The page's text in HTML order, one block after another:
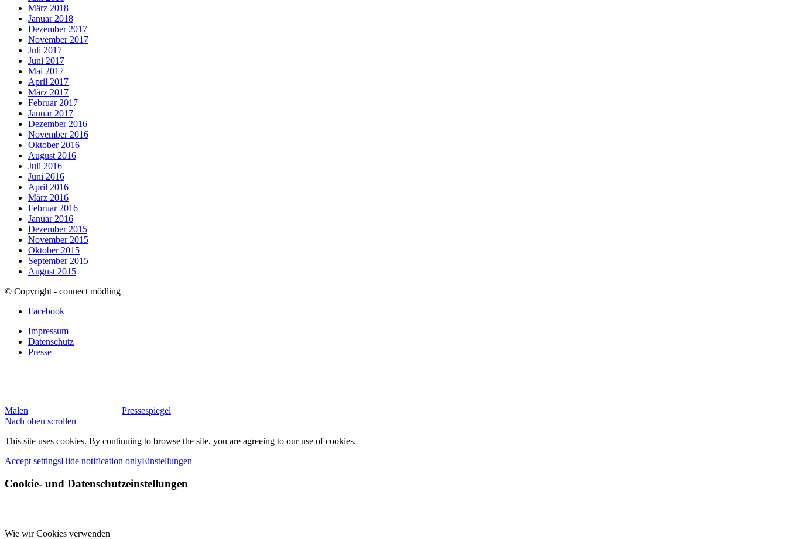
März 2018
Januar 2018
Dezember 2017
November 2017
Juli 2017
Juni 2017
Mai 2017
April 2017
März 2017
Februar 2017
Januar 2017
Dezember 2016
November 2016
Oktober 2016
August 2016
Juli 2016
Juni 2016
April 2016
März 2016
Februar 2016
Januar 2016
Dezember 2015
November 2015
Oktober 2015
September 2015
August 2015
© Copyright - connect mödling
Facebook
Impressum
Datenschutz
Presse
Malen
Pressespiegel
Nach oben scrollen
This site uses cookies. By continuing to browse the site, you are agreeing to our use of cookies.
Accept settingsHide notification onlyEinstellungen
Cookie- und Datenschutzeinstellungen
Wie wir Cookies verwenden